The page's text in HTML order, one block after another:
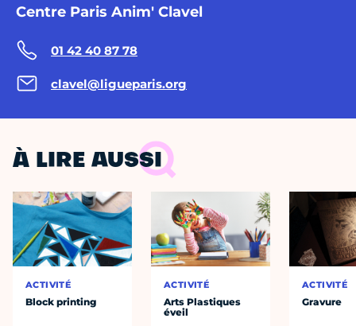
Centre Paris Anim' Clavel
01 42 40 87 78
clavel@ligueparis.org
À LIRE AUSSI
ACTIVITÉ
Block printing
ACTIVITÉ
Arts Plastiques
éveil
ACTIVITÉ
Gravure